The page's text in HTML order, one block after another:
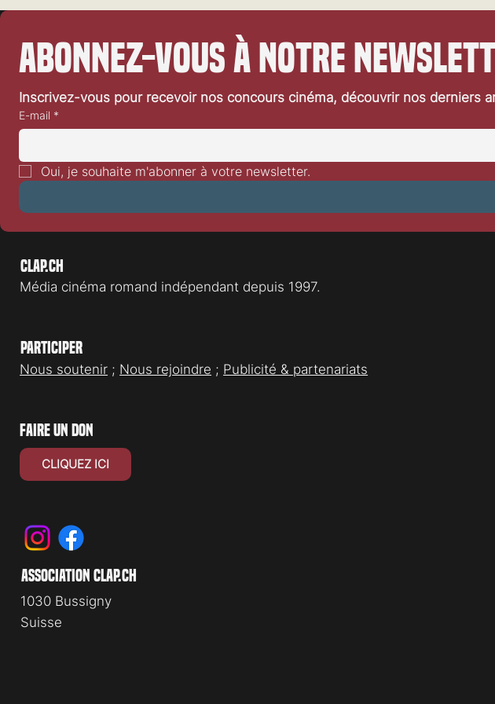
With Wolves
Heart
Abonnez-vous à notre
Inscrivez-vous pour recevoir nos concours cinéma, découvrir nos
E-mail *
Oui, je souhaite m'abonner à votre newsletter.
Clap.ch
Média cinéma romand indépendant depuis 1997.
Participer
Nous soutenir ; Nous rejoindre ; Publicité & partenariats
faire un don
CLIQUEZ ICI
association clap.ch
1030 Bussigny
Suisse